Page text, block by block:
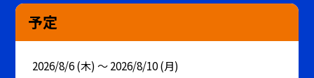
予定
2026/8/6 (木) ～ 2026/8/10 (月)